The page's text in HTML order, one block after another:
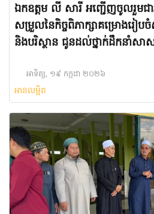
ឯកឧត្តម លី សារី​ អញ្ជើញចូលរួមជ
សម្រួលនៃកិច្ចពិភាក្សាគម្រោងរៀ
និងបរិស្ថាន​ ជូនដល់ថ្នាក់ដឹកនាំសាស
អាទិត្យ, ១៩ កក្កដា ២០២៦
អានលម្អិត